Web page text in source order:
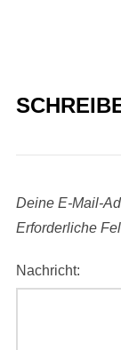
Deine E-Mail-
Erforderliche
Nachricht: